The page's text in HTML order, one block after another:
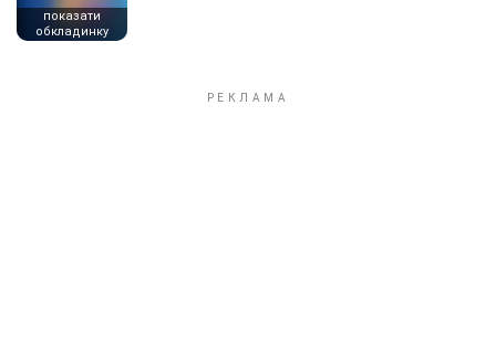
показати
обкладинку